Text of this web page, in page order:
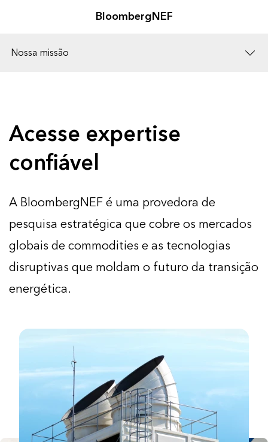
BloombergNEF
Nossa missão
Acesse expertise
confiável
A BloombergNEF é uma provedora de
pesquisa estratégica que cobre os mercados
globais de commodities e as tecnologias
disruptivas que moldam o futuro da transição
energética.